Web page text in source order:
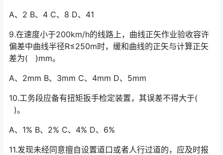
A、2 B、4 C、8 D、41
9.在速度小于200km/h的线路上，曲线正矢作业验收容许
偏差中曲线半径R≤250m时，缓和曲线的正矢与计算正矢
差为( )mm。
A、2mm B、3mm C、4mm D、5mm
10.工务段应备有扭矩扳手检定装置，其误差不得大于(
)。
A、1% B、2% C、4% D、6%
11.发现未经同意擅自设置道口或者人行过道的，应及时报